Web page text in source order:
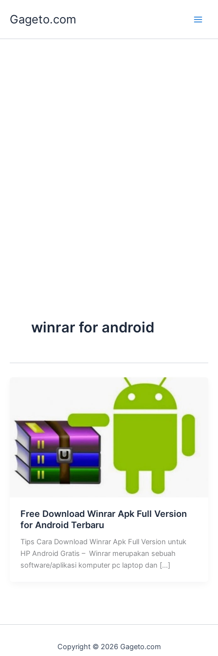
Gageto.com
winrar for android
Free Download Winrar Apk Full Version
for Android Terbaru
Tips Cara Download Winrar Apk Full Version untuk
HP Android Gratis – Winrar merupakan sebuah
software/aplikasi komputer pc laptop dan […]
Copyright © 2026 Gageto.com